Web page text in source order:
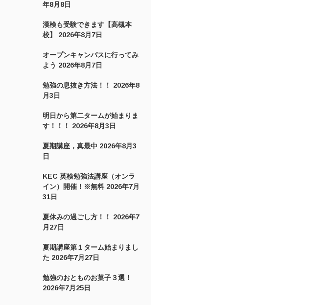
年8月8日
漢検も受験できます【高槻本
校】
2026年8月7日
オープンキャンパスに行ってみ
よう 2026年8月7日
勉強の息抜き方法！！
2026年8
月3日
明日から第二タームが始まりま
す！！！
2026年8月3日
夏期講座，真最中 2026年8月3
日
KEC 英検勉強法講座（オンラ
イン）開催！※無料 2026年7月
31日
夏休みの過ごし方！！
2026年7
月27日
夏期講座第１ターム始まりまし
た 2026年7月27日
勉強のおとものお菓子３選！
2026年7月25日